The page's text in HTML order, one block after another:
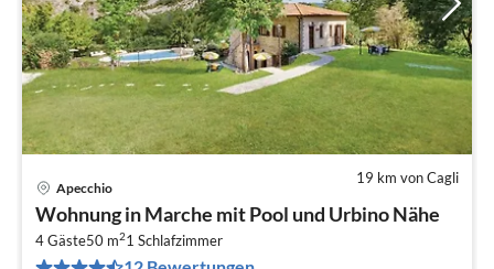
19 km von Cagli
Apecchio
Wohnung in Marche mit Pool und Urbino Nähe
4 Gäste50 m21 Schlafzimmer